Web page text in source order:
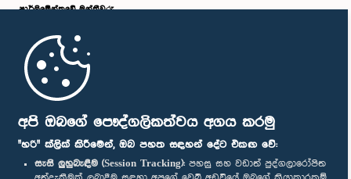
අපි ඔබගේ පෞද්ගලිකත්වය අගය කරමු
"හරි" ක්ලික් කිරීමෙන්, ඔබ පහත සඳහන් දේට එකඟ වේ:
සැසි ලුහුබැඳීම (Session Tracking): පහසු සහ වඩාත් පුද්ගලාරෝපිත
පාර්ලි‌මේන්තුවේ මන්ත්‍රීවරු
මුල් පිටුව
පාර්ලිමේන්තු ජංගම යෙදුම